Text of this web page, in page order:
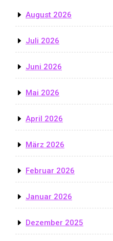
August 2026
Juli 2026
Juni 2026
Mai 2026
April 2026
März 2026
Februar 2026
Januar 2026
Dezember 2025